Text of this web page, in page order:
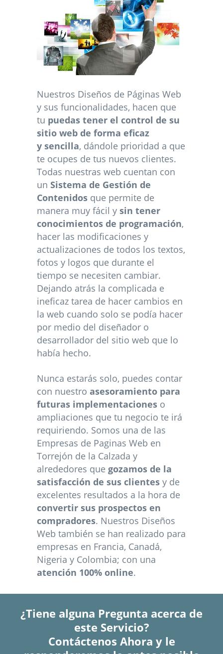
Nuestros Diseños de Páginas Web
y sus funcionalidades, hacen que
tu puedas tener el control de su
sitio web de forma eficaz
y sencilla, dándole prioridad a que
te ocupes de tus nuevos clientes.
Todas nuestras web cuentan con
un Sistema de Gestión de
Contenidos que permite de
manera muy fácil y sin tener
conocimientos de programación,
hacer las modificaciones y
actualizaciones de todos los textos,
fotos y logos que durante el
tiempo se necesiten cambiar.
Dejando atrás la complicada e
ineficaz tarea de hacer cambios en
la web cuando solo se podía hacer
por medio del diseñador o
desarrollador del sitio web que lo
había hecho.
Nunca estarás solo, puedes contar
con nuestro asesoramiento para
futuras implementaciones o
ampliaciones que tu negocio te irá
requiriendo. Somos una de las
Empresas de Paginas Web en
Torrejón de la Calzada y
alrededores que gozamos de la
satisfacción de sus clientes y de
excelentes resultados a la hora de
convertir sus prospectos en
compradores. Nuestros Diseños
Web también se han realizado para
empresas en Francia, Canadá,
Nigeria y Colombia; con una
atención 100% online.
¿Tiene alguna Pregunta acerca de
este Servicio?
Contáctenos Ahora y le